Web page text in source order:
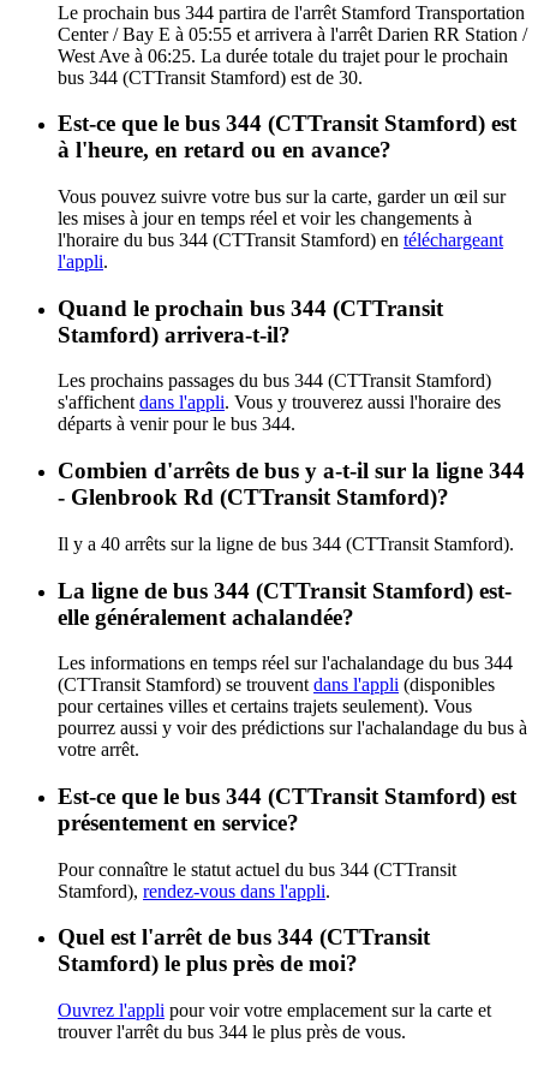
Le prochain bus 344 partira de l'arrêt Stamford Transportation
Center / Bay E à 05:55 et arrivera à l'arrêt Darien RR Station /
West Ave à 06:25. La durée totale du trajet pour le prochain
bus 344 (CTTransit Stamford) est de 30.
Est-ce que le bus 344 (CTTransit Stamford) est
à l'heure, en retard ou en avance?
Vous pouvez suivre votre bus sur la carte, garder un œil sur
les mises à jour en temps réel et voir les changements à
l'horaire du bus 344 (CTTransit Stamford) en téléchargeant
l'appli.
Quand le prochain bus 344 (CTTransit
Stamford) arrivera-t-il?
Les prochains passages du bus 344 (CTTransit Stamford)
s'affichent dans l'appli. Vous y trouverez aussi l'horaire des
départs à venir pour le bus 344.
Combien d'arrêts de bus y a-t-il sur la ligne 344
- Glenbrook Rd (CTTransit Stamford)?
Il y a 40 arrêts sur la ligne de bus 344 (CTTransit Stamford).
La ligne de bus 344 (CTTransit Stamford) est-
elle généralement achalandée?
Les informations en temps réel sur l'achalandage du bus 344
(CTTransit Stamford) se trouvent dans l'appli (disponibles
pour certaines villes et certains trajets seulement). Vous
pourrez aussi y voir des prédictions sur l'achalandage du bus à
votre arrêt.
Est-ce que le bus 344 (CTTransit Stamford) est
présentement en service?
Pour connaître le statut actuel du bus 344 (CTTransit
Stamford), rendez-vous dans l'appli.
Quel est l'arrêt de bus 344 (CTTransit
Stamford) le plus près de moi?
Ouvrez l'appli pour voir votre emplacement sur la carte et
trouver l'arrêt du bus 344 le plus près de vous.